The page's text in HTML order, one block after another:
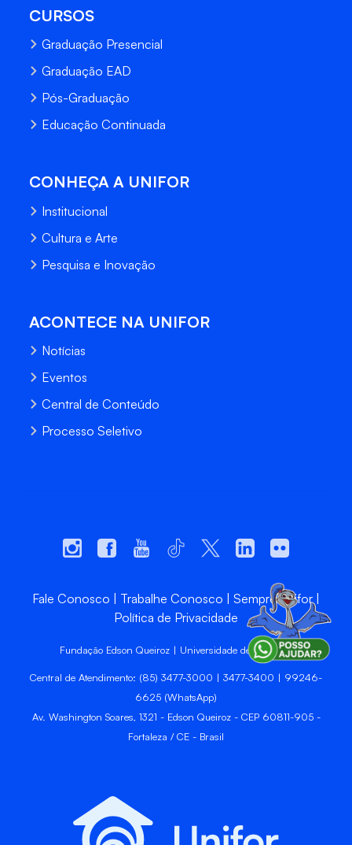
CURSOS
Graduação Presencial
Graduação EAD
Pós-Graduação
Educação Continuada
CONHEÇA A UNIFOR
Institucional
Cultura e Arte
Pesquisa e Inovação
ACONTECE NA UNIFOR
Notícias
Eventos
Central de Conteúdo
Processo Seletivo
Fale Conosco Trabalhe Conosco
Sempre Unifor
Política de Privacidade
Fundação Edson Queiroz | Universidade de Fortaleza
Central de Atendimento: (85) 3477-3000 | 3477-3400 | 99246-
6625 (WhatsApp)
Av. Washington Soares, 1321 - Edson Queiroz - CEP 60811-905 -
Fortaleza / CE - Brasil